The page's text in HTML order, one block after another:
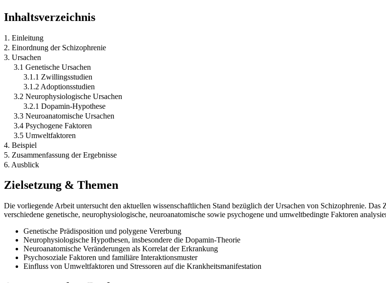
Inhaltsverzeichnis
1. Einleitung
2. Einordnung der Schizophrenie
3. Ursachen
3.1 Genetische Ursachen
3.1.1 Zwillingsstudien
3.1.2 Adoptionsstudien
3.2 Neurophysiologische Ursachen
3.2.1 Dopamin-Hypothese
3.3 Neuroanatomische Ursachen
3.4 Psychogene Faktoren
3.5 Umweltfaktoren
4. Beispiel
5. Zusammenfassung der Ergebnisse
6. Ausblick
Zielsetzung & Themen
Die vorliegende Arbeit untersucht den aktuellen wissenschaftlichen Stand bezüglich der Ursachen von Schizophrenie.
verschiedene genetische, neurophysiologische, neuroanatomische sowie psychogene und umweltbedingte Faktoren
Genetische Prädisposition und polygene Vererbung
Neurophysiologische Hypothesen, insbesondere die Dopamin-Theorie
Neuroanatomische Veränderungen als Korrelat der Erkrankung
Psychosoziale Faktoren und familiäre Interaktionsmuster
Einfluss von Umweltfaktoren und Stressoren auf die Krankheitsmanifestation